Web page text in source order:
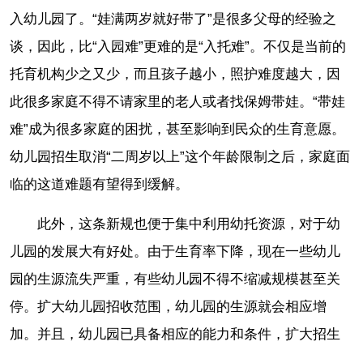
入幼儿园了。“娃满两岁就好带了”是很多父母的经验之
谈，因此，比“入园难”更难的是“入托难”。不仅是当前的
托育机构少之又少，而且孩子越小，照护难度越大，因
此很多家庭不得不请家里的老人或者找保姆带娃。“带娃
难”成为很多家庭的困扰，甚至影响到民众的生育意愿。
幼儿园招生取消“二周岁以上”这个年龄限制之后，家庭面
临的这道难题有望得到缓解。
此外，这条新规也便于集中利用幼托资源，对于幼
儿园的发展大有好处。由于生育率下降，现在一些幼儿
园的生源流失严重，有些幼儿园不得不缩减规模甚至关
停。扩大幼儿园招收范围，幼儿园的生源就会相应增
加。并且，幼儿园已具备相应的能力和条件，扩大招生